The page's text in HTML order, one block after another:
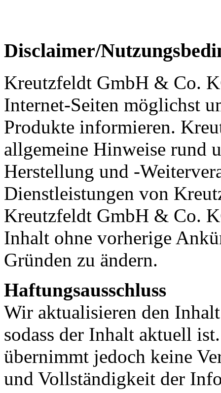
Disclaimer/
Kreutzfeldt GmbH & Co.
Internet-Seiten möglichst
Produkte informieren.
allgemeine Hinweise rund
Herstellung und -
Dienstleistungen von
Kreutzfeldt GmbH & Co.
Inhalt ohne vorherige
Gründen zu ändern.
Haftungsausschluss
Wir aktualisieren den
sodass der Inhalt aktuell
übernimmt jedoch keine
und Vollständigkeit der